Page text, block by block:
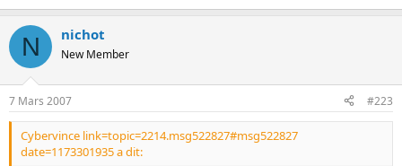
N nichot
New Member
7 Mars 2007 #223
Cybervince link=topic=2214.msg522827#msg522827
date=1173301935 a dit: